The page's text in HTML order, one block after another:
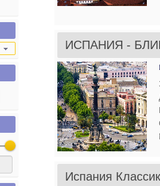
ИСПАНИЯ -
Испания